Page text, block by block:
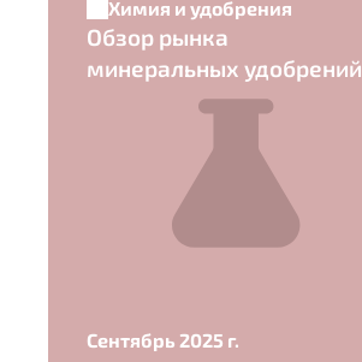
Химия и удобрения
Обзор рынка
минеральных удобрений
Сентябрь 2025 г.